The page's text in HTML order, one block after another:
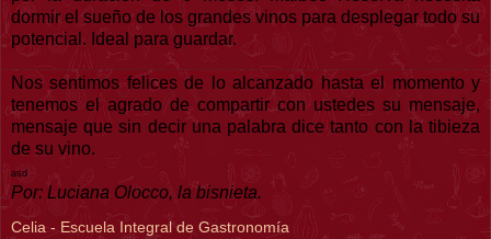
dormir el sueño de los grandes vinos para desplegar todo su
potencial. Ideal para guardar.
Nos sentimos felices de lo alcanzado hasta el momento y
tenemos el agrado de compartir con ustedes su mensaje,
mensaje que sin decir una palabra dice tanto con la tibieza
de su vino.
asd
Por: Luciana Olocco, la bisnieta.
Celia - Escuela Integral de Gastronomía